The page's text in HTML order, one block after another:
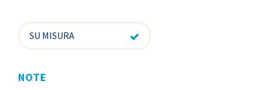
SU MISURA
NOTE